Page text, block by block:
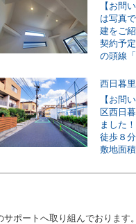
【お問
は写真
建をご
契約予
の頭線
【お問
区西日
ました
徒歩８
敷地面
サポートへ取り組んでおりま